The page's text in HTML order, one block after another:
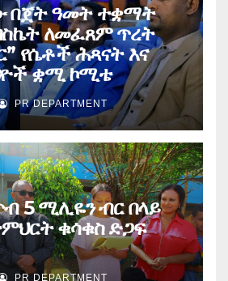
በጀት ዓመት ተቋማት
ለመፈጸም ጥረት
የሴቶች ሕጻናት እና
ቋሚ ኮሚቴ
PR DEPARTMENT
5 ሚሊዬን ብር በላይ
ቁሳቁስ ድጋፍ
PR DEPARTMENT